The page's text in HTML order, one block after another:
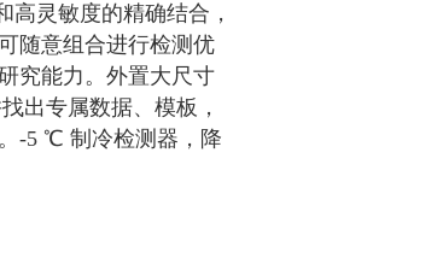
灵敏度的精确结合，
随意组合进行检测优
究能力。外置大尺寸
出专属数据、模板，
-5 ℃ 制冷检测器，降